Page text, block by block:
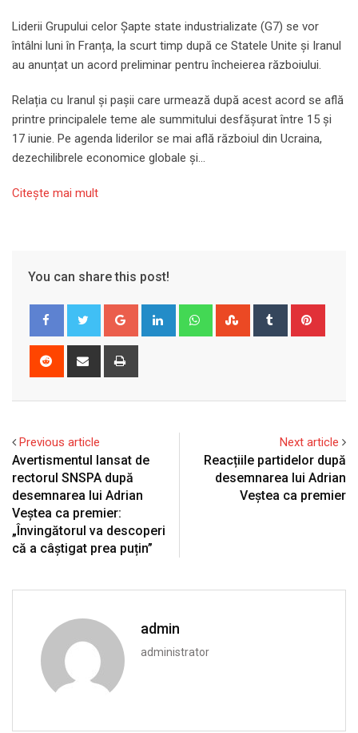
Liderii Grupului celor Șapte state industrializate (G7) se vor
întâlni luni în Franța, la scurt timp după ce Statele Unite și Iranul
au anunțat un acord preliminar pentru încheierea războiului.
Relația cu Iranul și pașii care urmează după acest acord se află
printre principalele teme ale summitului desfășurat între 15 și
17 iunie. Pe agenda liderilor se mai află războiul din Ucraina,
dezechilibrele economice globale și…
Citeşte mai mult
You can share this post!
Google+ LinkedIn WhatsappStumbleUpon
Tumblr
Reddit
Share
Previous article
Avertismentul lansat de
rectorul SNSPA după
desemnarea lui Adrian
Veștea ca premier:
„Învingătorul va descoperi
că a câștigat prea puțin”
Next article
Reacțiile partidelor după
desemnarea lui Adrian
Veștea ca premier
admin
administrator